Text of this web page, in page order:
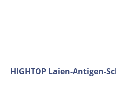
HIGHTOP Laien-Antigen-